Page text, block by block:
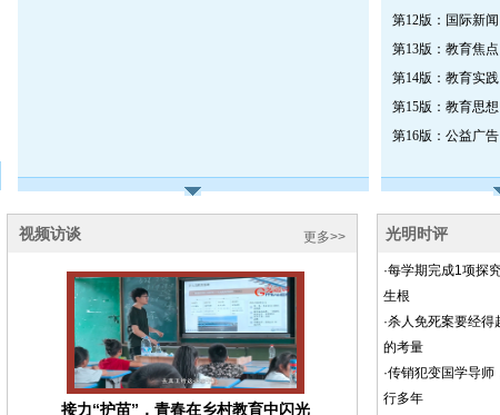
第12版：国际新闻
第13版：教育焦点
第14版：教育实践
第15版：教育思想
第16版：公益广告